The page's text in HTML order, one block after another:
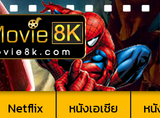
Netflix หนังเอเชีย ห